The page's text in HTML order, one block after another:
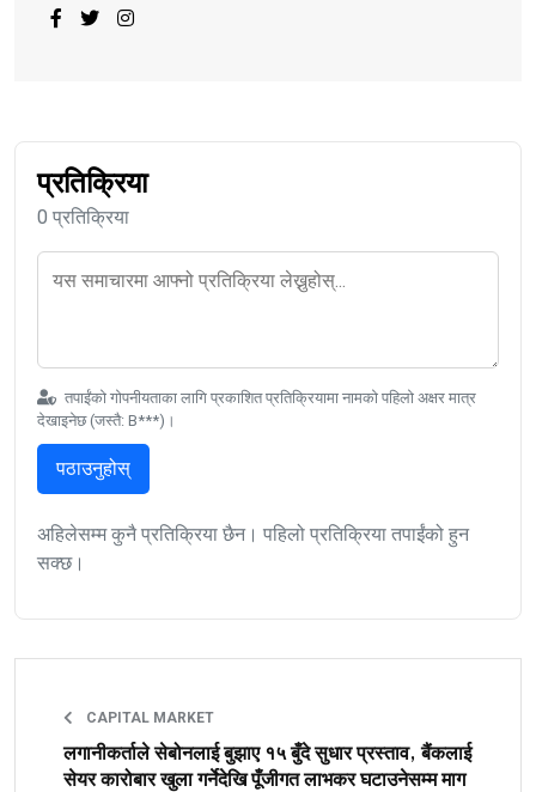
प्रतिक्रिया
0 प्रतिक्रिया
तपाईंको गोपनीयताका लागि प्रकाशित प्रतिक्रियामा नामको पहिलो अक्षर मात्र
देखाइनेछ (जस्तै: B***)।
पठाउनुहोस्
अहिलेसम्म कुनै प्रतिक्रिया छैन। पहिलो प्रतिक्रिया तपाईंको हुन
सक्छ।
CAPITAL MARKET
लगानीकर्ताले सेबोनलाई बुझाए १५ बुँदे सुधार प्रस्ताव, बैंकलाई
सेयर कारोबार खुला गर्नेदेखि पूँजीगत लाभकर घटाउनेसम्म माग